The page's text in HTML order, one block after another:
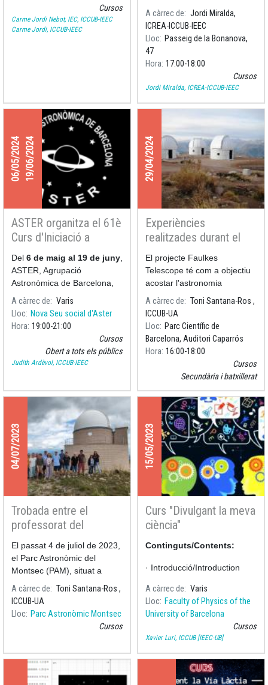
Cursos
Carme Jordi Nebot, IEC, ICCUB-IEEC
Carme Jordi, ICCUB-IEEC
seva estructura i evolució a
gran escala.
A càrrec de
Jordi Miralda,
ICREA-ICCUB-IEEC
Lloc Passeig de la Bonanova,
47
Hora 17:00 18:00
Cursos
Jordi Miralda, ICREA-ICCUB-IEEC
06/05/202419/06/2024
ASTER organitza el 61è
Curs d'Iniciació a
l'Astronomia
Del 6 de maig al 19 de juny
ASTER, Agrupació
Astronòmica de Barcelona,
organitza el 61è Curs
d’Iniciació a l’Astronomia.
A càrrec de
Varis
Lloc Nova Seu social d'Aster
Hora 19:00 21:00
Cursos
Obert a tots els públics
Judith Ardèvol, ICCUB-IEEC
29/04/2024
Experiències
realitzades durant el
segon curs del projecte
Faulkes Telescope
Project a Catalunya
El projecte Faulkes
Telescope té com a objectiu
acostar l'astronomia
observacional moderna a les
escoles de secundària.
A càrrec de
Toni Santana-Ros ,
ICCUB-UA
Lloc Parc Científic de
Barcelona, Auditori Caparrós
Hora 16:00 18:00
Cursos
Secundària i batxillerat
04/07/2023
Trobada entre el
professorat del
Projecte Faulkes i
investigadors de
l’ICCUB al Parc
Astronòmic del
Montsec
El passat 4 de juliol de 2023,
el Parc Astronòmic del
Montsec (PAM), situat a
Àger, va acollir una trobada
entre el professorat del
A càrrec de
Toni Santana-Ros ,
ICCUB-UA
Lloc Parc Astronòmic Montsec
Cursos
15/05/2023
Curs "Divulgant la meva
ciència"
Continguts/Contents:
· Introducció/Introduction
· Divulgació: una visió
general/Outreach: an
overview
· Formats/Forms
A càrrec de
Varis
Lloc Faculty of Physics of the
University of Barcelona
Cursos
Xavier Luri, ICCUB [IEEC-UB]